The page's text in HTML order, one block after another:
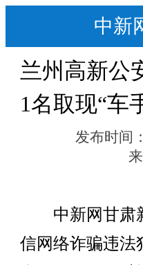
中新
兰州高新公
1名取现“车
发布时间：
中新网甘肃新
信网络诈骗违法